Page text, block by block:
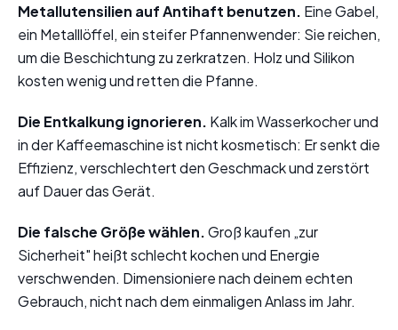
Metallutensilien auf Antihaft benutzen. Eine Gabel,
ein Metalllöffel, ein steifer Pfannenwender: Sie reichen,
um die Beschichtung zu zerkratzen. Holz und Silikon
kosten wenig und retten die Pfanne.
Die Entkalkung ignorieren. Kalk im Wasserkocher und
in der Kaffeemaschine ist nicht kosmetisch: Er senkt die
Effizienz, verschlechtert den Geschmack und zerstört
auf Dauer das Gerät.
Die falsche Größe wählen.Groß kaufen „zur
Sicherheit" heißt schlecht kochen und Energie
verschwenden. Dimensioniere nach deinem echten
Gebrauch, nicht nach dem einmaligen Anlass im Jahr.